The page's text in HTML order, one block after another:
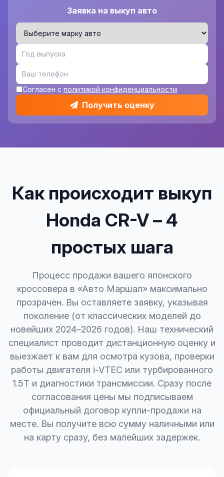
Заявка на выкуп авто
Согласен с политикой конфиденциальности
Получить оценку
Как происходит выкуп
Honda CR-V – 4
простых шага
Процесс продажи вашего японского
кроссовера в «Авто Маршал» максимально
прозрачен. Вы оставляете заявку, указывая
поколение (от классических моделей до
новейших 2024–2026 годов). Наш технический
специалист проводит дистанционную оценку и
выезжает к вам для осмотра кузова, проверки
работы двигателя i-VTEC или турбированного
1.5T и диагностики трансмиссии. Сразу после
согласования цены мы подписываем
официальный договор купли-продажи на
месте. Вы получите всю сумму наличными или
на карту сразу, без малейших задержек.